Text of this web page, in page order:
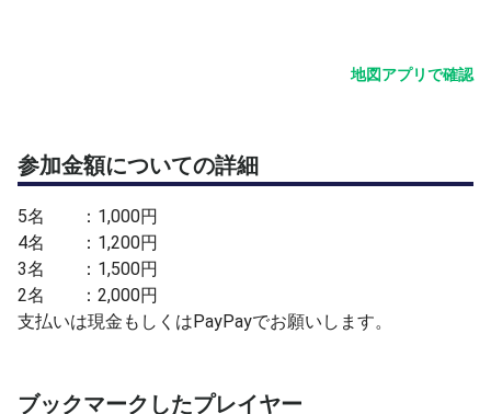
地図アプリで確認
参加金額についての詳細
5名 ：1,000円
4名 ：1,200円
3名 ：1,500円
2名 ：2,000円
支払いは現金もしくはPayPayでお願いします。
ブックマークしたプレイヤー